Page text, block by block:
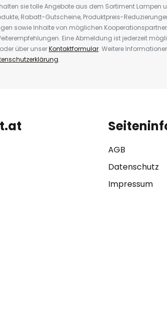
sie tolle Angebote aus dem Sortiment Lampen
Rabatt-Gutscheine, Produktpreis-
sowie Inhalte von möglichen
Eine Abmeldung ist jederzeit
über unserKontaktformular. Weitere
.
AGB
Datenschutz
Impressum